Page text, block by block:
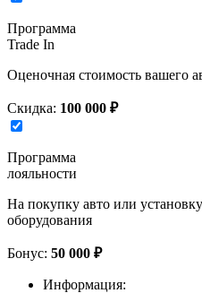
Программа
Trade In
Оценочная стоимость вашего
Скидка: 100 000 ₽
Программа
лояльности
На покупку авто или
оборудования
Бонус: 50 000 ₽
Информация: